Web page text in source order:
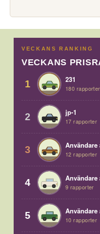
VECKANS RANKING
VECKANS
1 231
180 rapporter
2 jp-1
17 rapporter
3 Användare
12 rapporter
4 Användare
9 rapporter
5 Användare
10 rapporter